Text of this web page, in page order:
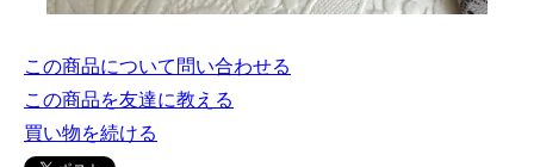
この商品について問い合わせる
この商品を友達に教える
買い物を続ける